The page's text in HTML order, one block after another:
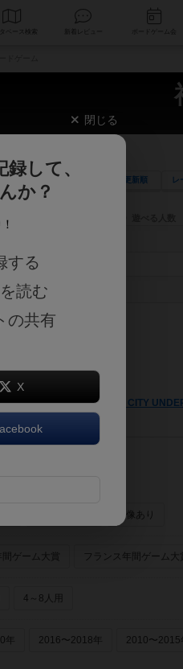
データベース
さく表示 更新順
対象にフリーワード検索ができます。
ー名を指定して検索できます。
ー
世界観や登場人物などモチーフ・ストーリ
テーマ/フレーバー
GAME（KAMITSUBAKI CITY
年～
画像あり
ゲーム大賞 フランス年間ゲーム大賞
4～8人用
年 2016〜2018年 2010〜2015
閉じる
して、
か？
する
読む
の共有
X